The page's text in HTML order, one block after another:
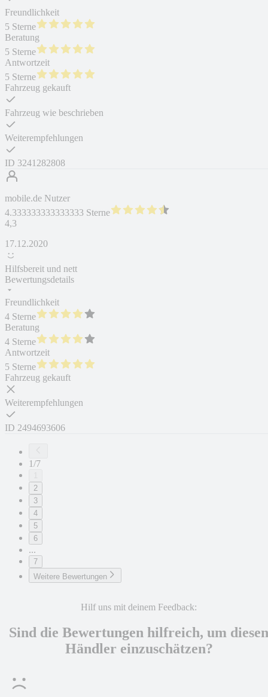
Freundlichkeit
5 Sterne
Beratung
5 Sterne
Antwortzeit
5 Sterne
Fahrzeug gekauft
Fahrzeug wie beschrieben
Weiterempfehlungen
ID 3241282808
mobile.de Nutzer
4.333333333333333 Sterne
4,3
17.12.2020
Hilfsbereit und nett
Bewertungsdetails
Freundlichkeit
4 Sterne
Beratung
4 Sterne
Antwortzeit
5 Sterne
Fahrzeug gekauft
Weiterempfehlungen
ID 2494693606
1/7
2
3
4
5
6
...
7
Weitere Bewertungen
Hilf uns mit deinem Feedback:
Sind die Bewertungen hilfreich, um diesen
Händler einzuschätzen?